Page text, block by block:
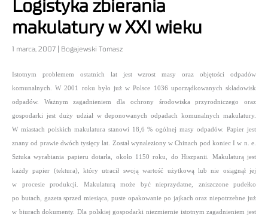
Logistyka zbierania
makulatury w XXI wieku
1 marca, 2007 | Bogajewski Tomasz
Istotnym problemem ostatnich lat jest wzrost masy oraz objętości odpadów
komunalnych. W 2001 roku było już w Polsce 1036 uporządkowanych składowisk
odpadów. Ważnym zagadnieniem dla ochrony środowiska przyrodniczego oraz
gospodarki jest duży udział w deponowanych odpadach komunalnych makulatury.
W miastach polskich makulatura stanowi 18,6 % ogólnej masy odpadów.Papier jest
znany od prawie dwóch tysięcy lat. Został wynaleziony w Chinach pod koniec I w n. e.
Sztuka wyrabiania papieru dotarła, około 1150 roku, do Hiszpanii. Makulaturą jest
każdy papier (tektura), który utracił swoją wartość użytkową lub nie osiągnął jej
w procesie produkcji. Makulaturą może być nieprzydatne, zniszczone pudełko
po butach, gazeta sprzed miesiąca, puste opakowanie po jajkach oraz niepotrzebne już
w biurachdokumenty. Dla polskiej gospodarki niezmiernie istotnym zagadnieniem jest